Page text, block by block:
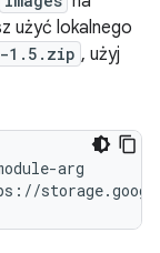
użyć lokalnego
1.5.zip , użyj
arg